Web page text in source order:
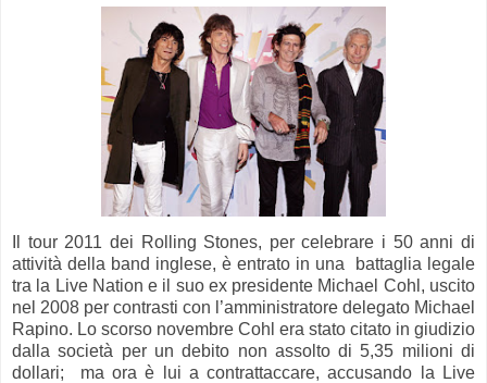
Il tour 2011 dei Rolling Stones, per celebrare i 50 anni di
attività della band inglese, è entrato in una battaglia legale
tra la Live Nation e il suo ex presidente Michael Cohl, uscito
nel 2008 per contrasti con l’amministratore delegato Michael
Rapino. Lo scorso novembre Cohl era stato citato in giudizio
dalla società per un debito non assolto di 5,35 milioni di
dollari; ma ora è lui a contrattaccare, accusando la Live